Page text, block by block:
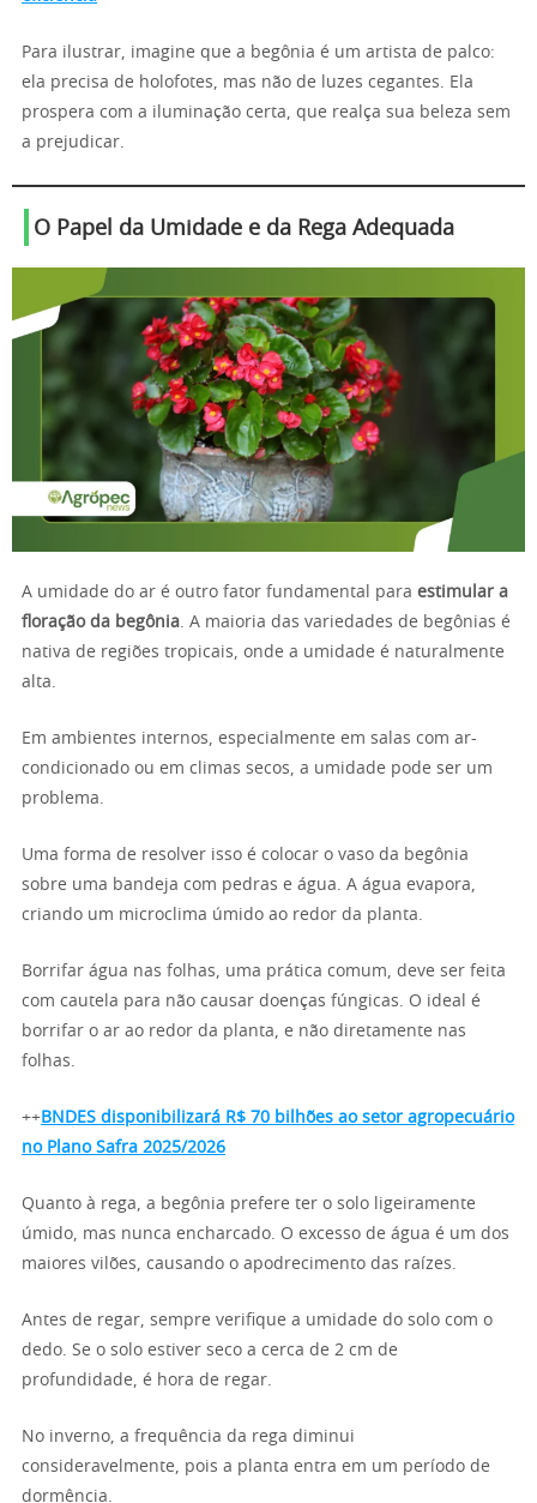
Para ilustrar, imagine que a begônia é um artista de palco:
ela precisa de holofotes, mas não de luzes cegantes. Ela
prospera com a iluminação certa, que realça sua beleza sem
a prejudicar.
O Papel da Umidade e da Rega Adequada
A umidade do ar é outro fator fundamental para estimular a
floração da begônia. A maioria das variedades de begônias é
nativa de regiões tropicais, onde a umidade é naturalmente
alta.
Em ambientes internos, especialmente em salas com ar-
condicionado ou em climas secos, a umidade pode ser um
problema.
Uma forma de resolver isso é colocar o vaso da begônia
sobre uma bandeja com pedras e água. A água evapora,
criando um microclima úmido ao redor da planta.
Borrifar água nas folhas, uma prática comum, deve ser feita
com cautela para não causar doenças fúngicas. O ideal é
borrifar o ar ao redor da planta, e não diretamente nas
folhas.
++ BNDES disponibilizará R$ 70 bilhões ao setor agropecuário
no Plano Safra 2025/2026
Quanto à rega, a begônia prefere ter o solo ligeiramente
úmido, mas nunca encharcado. O excesso de água é um dos
maiores vilões, causando o apodrecimento das raízes.
Antes de regar, sempre verifique a umidade do solo com o
dedo. Se o solo estiver seco a cerca de 2 cm de
profundidade, é hora de regar.
No inverno, a frequência da rega diminui
consideravelmente, pois a planta entra em um período de
dormência.